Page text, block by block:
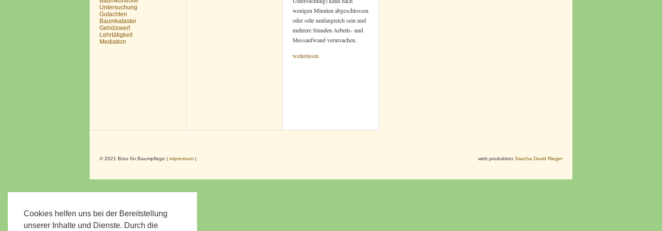
Cookies helfen uns bei der Bereitstellung
unserer Inhalte und Dienste. Durch die
Untersuchung
Gutachten
Baumkataster
Gehölzwert
Lehrtätigkeit
Mediation
wenigen Minuten abgeschlossen
oder sehr umfangreich sein und
mehrere Stunden Arbeits- und
Messaufwand verursachen.
weiterlesen
© 2021 Büro für Baumpflege | impressum | web.produktion Sascha David Rieger